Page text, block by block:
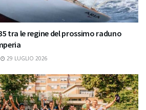
tra le regine del prossimo raduno
29 LUGLIO 2026